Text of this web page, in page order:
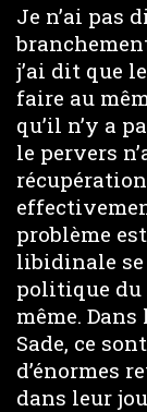
Je n’ai pas
j’ai dit que
faire au
qu’il n’y a
le pervers
problème
libidinale se
politique du
même. Dans
Sade, ce
d’énormes
dans leur